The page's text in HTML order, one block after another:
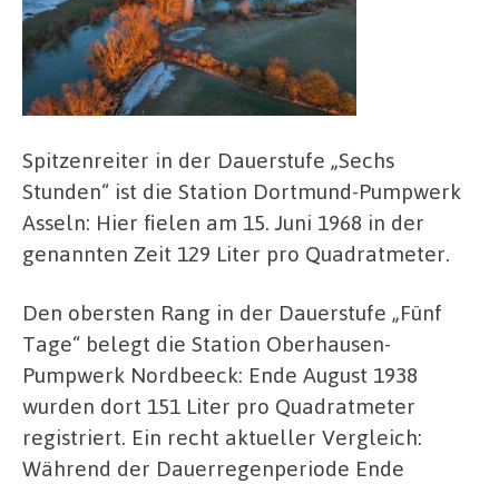
Spitzenreiter in der Dauerstufe „Sechs
Stunden“ ist die Station Dortmund-Pumpwerk
Asseln: Hier fielen am 15. Juni 1968 in der
genannten Zeit 129 Liter pro Quadratmeter.
Den obersten Rang in der Dauerstufe „Fünf
Tage“ belegt die Station Oberhausen-
Pumpwerk Nordbeeck: Ende August 1938
wurden dort 151 Liter pro Quadratmeter
registriert. Ein recht aktueller Vergleich:
Während der Dauerregenperiode Ende